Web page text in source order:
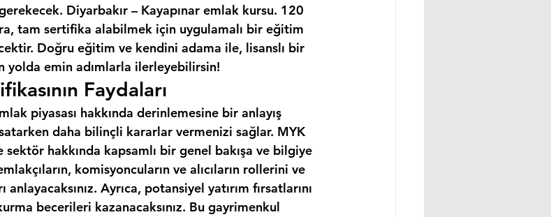
Diyarbakır – Kayapınar emlak kursu. 120
tam sertifika alabilmek için uygulamalı bir eğitim
Doğru eğitim ve kendini adama ile, lisanslı bir
yolda emin adımlarla ilerleyebilirsin!
Faydaları
piyasası hakkında derinlemesine bir anlayış
daha bilinçli kararlar vermenizi sağlar. MYK
sektör hakkında kapsamlı bir genel bakışa ve bilgiye
komisyoncuların ve alıcıların rollerini ve
Ayrıca, potansiyel yatırım fırsatlarını
becerileri kazanacaksınız. Bu gayrimenkul